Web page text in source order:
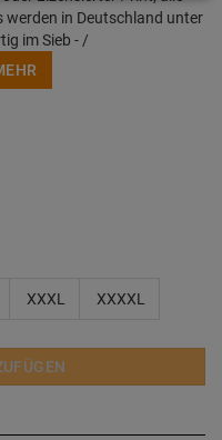
werden in Deutschland unter
im Sieb - /
XXXL XXXXL